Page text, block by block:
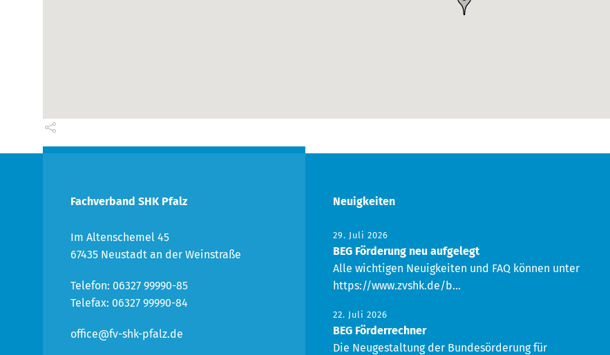
Fachverband SHK Pfalz
Im Altenschemel 45
67435 Neustadt an der Weinstraße
Telefon: 06327 99990-85
Telefax: 06327 99990-84
office@fv-shk-pfalz.de
Neuigkeiten
29. Juli 2026
BEG Förderung neu aufgelegt
Alle wichtigen Neuigkeiten und FAQ können unter
https://www.zvshk.de/b...
22. Juli 2026
BEG Förderrechner
Die Neugestaltung der Bundesörderung für